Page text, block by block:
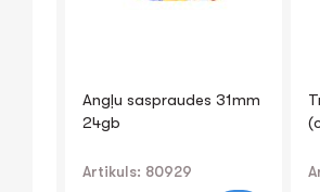
Angļu saspraudes 31mm
24gb
Artikuls: 80929